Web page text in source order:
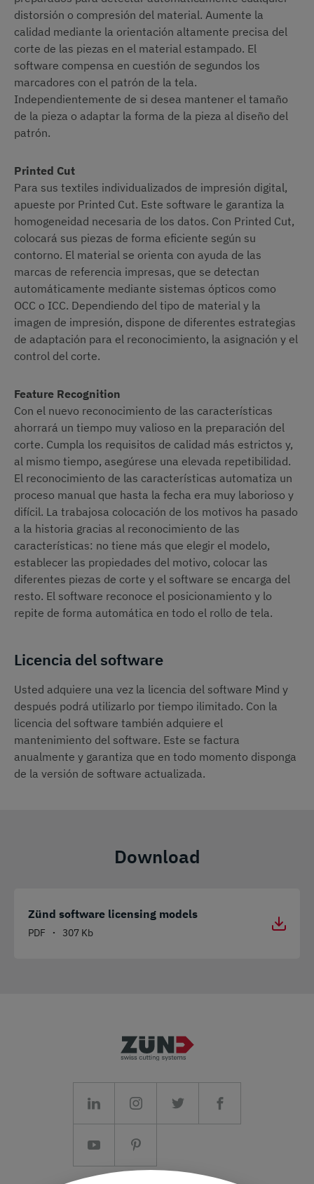
distorsión o compresión del material. Aumente la
calidad mediante la orientación altamente precisa del
corte de las piezas en el material estampado. El
software compensa en cuestión de segundos los
marcadores con el patrón de la tela.
Independientemente de si desea mantener el tamaño
de la pieza o adaptar la forma de la pieza al diseño del
patrón.
Printed Cut
Para sus textiles individualizados de impresión digital,
apueste por Printed Cut. Este software le garantiza la
homogeneidad necesaria de los datos. Con Printed Cut,
colocará sus piezas de forma eficiente según su
contorno. El material se orienta con ayuda de las
marcas de referencia impresas, que se detectan
automáticamente mediante sistemas ópticos como
OCC o ICC. Dependiendo del tipo de material y la
imagen de impresión, dispone de diferentes estrategias
de adaptación para el reconocimiento, la asignación y el
control del corte.
Feature Recognition
Con el nuevo reconocimiento de las características
ahorrará un tiempo muy valioso en la preparación del
corte. Cumpla los requisitos de calidad más estrictos y,
al mismo tiempo, asegúrese una elevada repetibilidad.
El reconocimiento de las características automatiza un
proceso manual que hasta la fecha era muy laborioso y
difícil. La trabajosa colocación de los motivos ha pasado
a la historia gracias al reconocimiento de las
características: no tiene más que elegir el modelo,
establecer las propiedades del motivo, colocar las
diferentes piezas de corte y el software se encarga del
resto. El software reconoce el posicionamiento y lo
repite de forma automática en todo el rollo de tela.
Licencia del software
Usted adquiere una vez la licencia del software Mind y
después podrá utilizarlo por tiempo ilimitado. Con la
licencia del software también adquiere el
mantenimiento del software. Este se factura
anualmente y garantiza que en todo momento disponga
de la versión de software actualizada.
Download
Zünd software licensing models
PDF • 307 Kb